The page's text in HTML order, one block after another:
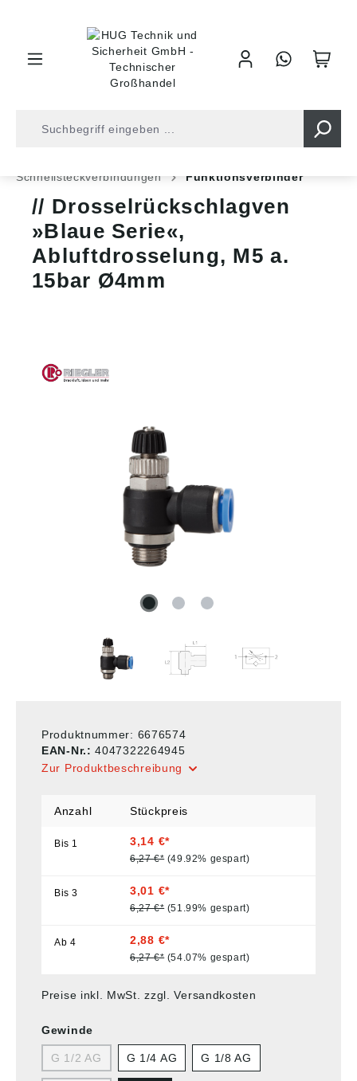
Schnellsteckverbindungen
Funktionsverbinder
Drosselrückschlagven
»Blaue Serie«,
Abluftdrosselung, M5 a.
15bar Ø4mm
Produktnummer: 6676574
EAN-Nr.:4047322264945
Zur Produktbeschreibung
Anzahl Stückpreis
Bis 1 3,14 €*
6,27 €* (49.92% gespart)
Bis3 3,01 €*
6,27 €* (51.99% gespart)
Ab 4 2,88 €*
6,27 €* (54.07% gespart)
Preise inkl. MwSt. zzgl. Versandkosten
Gewinde
G 1/2 AG G 1/4 AG G 1/8 AG